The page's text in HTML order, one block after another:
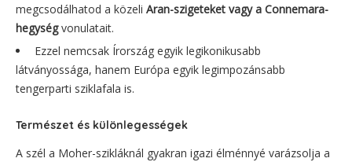
megcsodálhatod a közeli Aran-szigeteket vagy a Connemara-
hegységvonulatait.
Ezzel nemcsak Írország egyik legikonikusabb
látványossága, hanem Európa egyik legimpozánsabb
tengerparti sziklafala is.
Természet és különlegességek
A szél a Moher-szikláknál gyakran igazi élménnyé varázsolja a